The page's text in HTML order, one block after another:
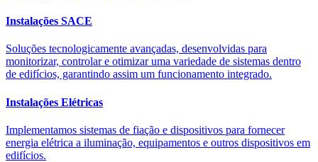
Instalações SACE
Soluções tecnologicamente avançadas, desenvolvidas para
monitorizar, controlar e otimizar uma variedade de sistemas dentro
de edifícios, garantindo assim um funcionamento integrado.
Instalações Elétricas
Implementamos sistemas de fiação e dispositivos para fornecer
energia elétrica a iluminação, equipamentos e outros dispositivos em
edifícios.